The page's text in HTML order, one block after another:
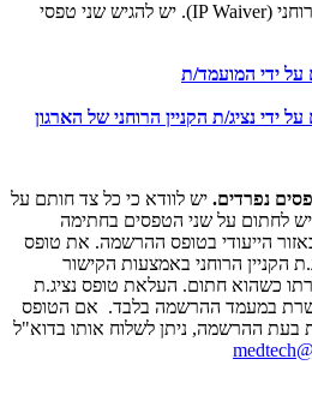
3. טופסי ויתור על קניין רוחני (IP Waiver). יש להגיש שני טפסי
על ידי המועמד/ת
ידי נציג/ת הקניין הרוחני של הארגון
נפרדים. יש לוודא כי כל צד חותם על
יש לחתום על שני הטפסים בחתימה
הייעודי בטופס ההרשמה. את טופס
הקניין הרוחני באמצעות הקישור
כשהוא חתום. העלאת טופס נציג.ת
במעמד ההרשמה בלבד. אם הטופס
ת בעת ההרשמה, ניתן לשלוח אותו בדוא"ל